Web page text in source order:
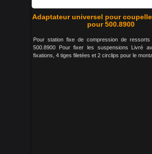
Adaptateur universel pour
pour 500.8900
Pour station fixe de compression de ressorts
500.8900 Pour fixer les suspensions Livré
fixations, 4 tiges filetées et 2 circlips pour le